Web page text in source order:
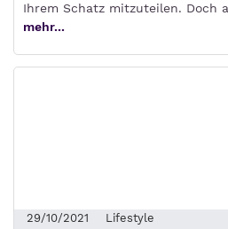
Ihrem Schatz mitzuteilen. Doch
mehr...
29/10/2021 Lifestyle